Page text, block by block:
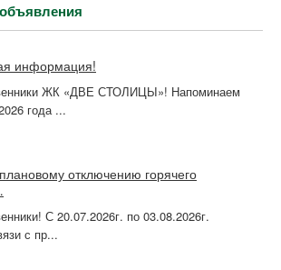
информация!
ЖК «ДВЕ СТОЛИЦЫ»! Напоминаем
года ...
отключению горячего
С 20.07.2026г. по 03.08.2026г.
с пр...